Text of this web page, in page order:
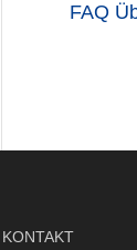
FAQ
KONTAKT